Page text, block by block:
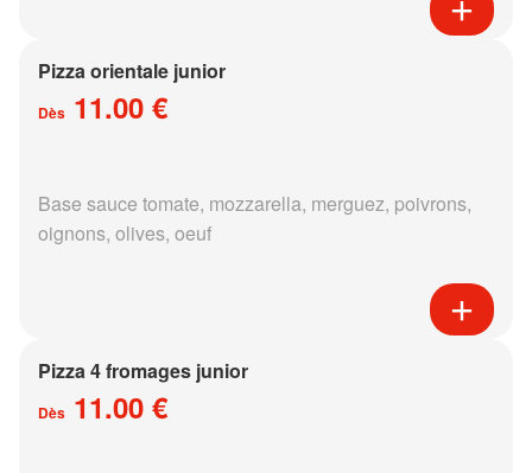
Pizza orientale junior
Dès 11.00 €
Base sauce tomate, mozzarella, merguez, poivrons,
oignons, olives, oeuf
Pizza 4 fromages junior
Dès 11.00 €